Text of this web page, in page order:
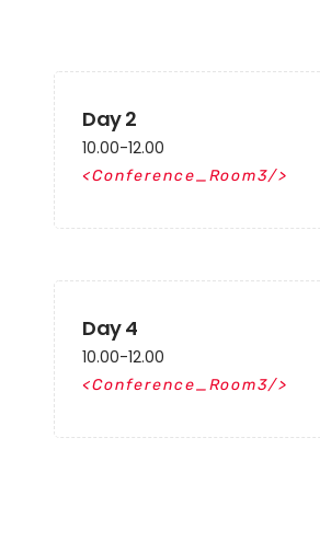
Day 2
10.00-12.00
Conference_Room3
Day 4
10.00-12.00
Conference_Room3